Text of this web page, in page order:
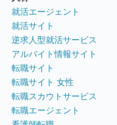
就活エージェント
就活サイト
逆求人型就活サービス
アルバイト情報サイト
転職サイト
転職サイト 女性
転職スカウトサービス
転職エージェント